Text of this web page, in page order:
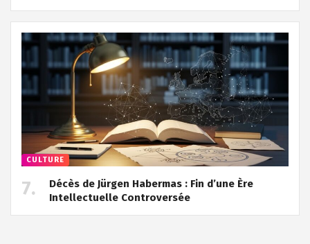
CULTURE
Décès de Jürgen Habermas : Fin d’une Ère
Intellectuelle Controversée